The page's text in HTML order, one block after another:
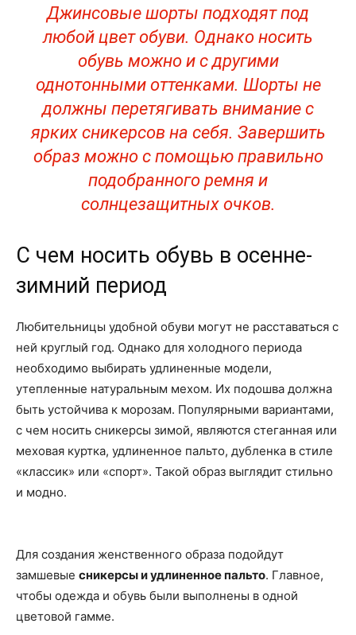
Джинсовые шорты подходят под
любой цвет обуви. Однако носить
обувь можно и с другими
однотонными оттенками. Шорты не
должны перетягивать внимание с
ярких сникерсов на себя. Завершить
образ можно с помощью правильно
подобранного ремня и
солнцезащитных очков.
С чем носить обувь в осенне-
зимний период
Любительницы удобной обуви могут не расставаться с
ней круглый год. Однако для холодного периода
необходимо выбирать удлиненные модели,
утепленные натуральным мехом. Их подошва должна
быть устойчива к морозам. Популярными вариантами,
с чем носить сникерсы зимой, являются стеганная или
меховая куртка, удлиненное пальто, дубленка в стиле
«классик» или «спорт». Такой образ выглядит стильно
и модно.
Для создания женственного образа подойдут
замшевые сникерсы и удлиненное пальто. Главное,
чтобы одежда и обувь были выполнены в одной
цветовой гамме.